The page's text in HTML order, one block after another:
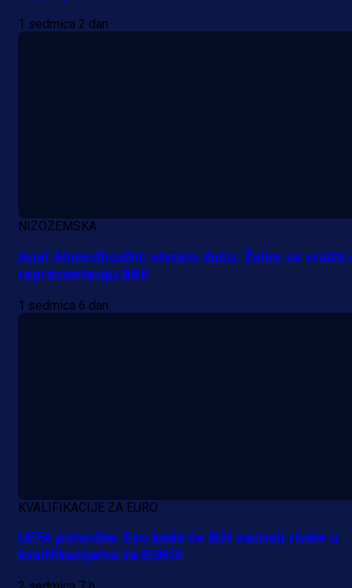
A Selekcija
1 sedmica 2 dan
NIZOZEMSKA
Anel Ahmedhodžić otvorio dušu: Želim se vratiti
reprezentaciju BiH!
1 sedmica 6 dan
KVALIFIKACIJE ZA EURO
UEFA potvrdila: Evo kada će BiH saznati rivale u
kvalifikacijama za EURO!